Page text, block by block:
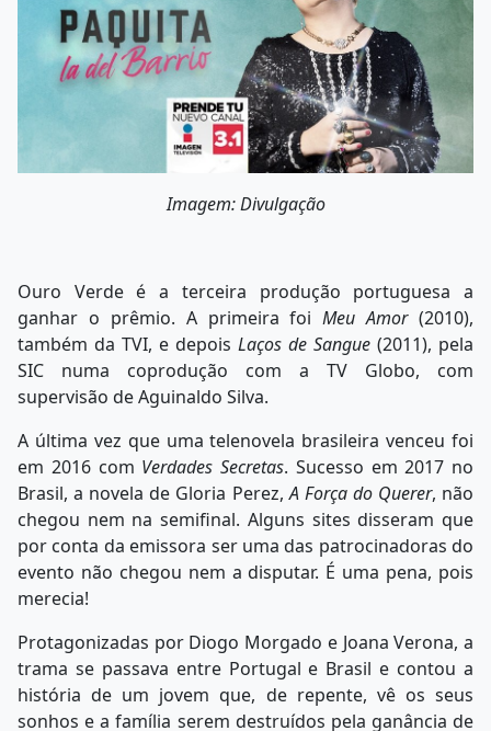
Imagem: Divulgação
Ouro Verde é a terceira produção portuguesa a
ganhar o prêmio. A primeira foiMeu Amor (2010),
também da TVI, e depois Laços de Sangue (2011), pela
SIC numa coprodução com a TV Globo, com
supervisão de Aguinaldo Silva.
A última vez que uma telenovela brasileira venceu foi
em 2016 com Verdades Secretas. Sucesso em 2017 no
Brasil, a novela de Gloria Perez,A Força do Querer, não
chegou nem na semifinal. Alguns sites disseram que
por conta da emissora ser uma das patrocinadoras do
evento não chegou nem a disputar. É uma pena, pois
merecia!
Protagonizadas por Diogo Morgado e Joana Verona, a
trama se passava entre Portugal e Brasil e contou a
história de um jovem que, de repente, vê os seus
sonhos e a família serem destruídos pela ganância de